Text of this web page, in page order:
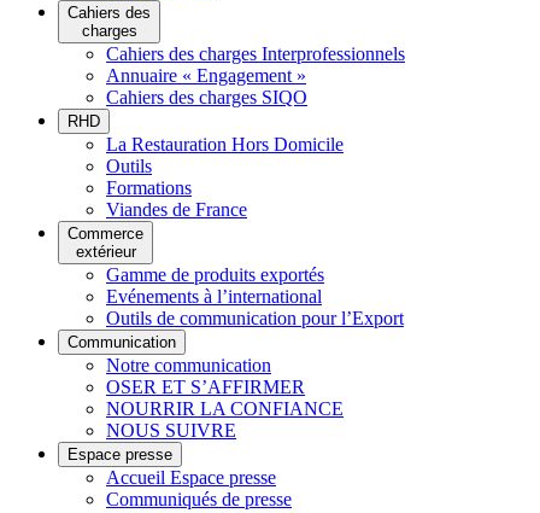
Cahiers des
charges
Cahiers des charges Interprofessionnels
Annuaire « Engagement »
Cahiers des charges SIQO
RHD
La Restauration Hors Domicile
Outils
Formations
Viandes de France
Commerce
extérieur
Gamme de produits exportés
Evénements à l’international
Outils de communication pour l’Export
Communication
Notre communication
OSER ET S’AFFIRMER
NOURRIR LA CONFIANCE
NOUS SUIVRE
Espace presse
Accueil Espace presse
Communiqués de presse